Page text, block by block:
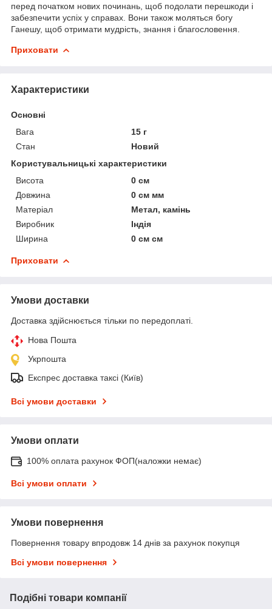
перед початком нових починань, щоб подолати перешкоди і
забезпечити успіх у справах. Вони також моляться богу
Ганешу, щоб отримати мудрість, знання і благословення.
Приховати
Характеристики
Основні
Вага
15 г
Стан
Новий
Користувальницькі характеристики
Висота
0 см
Довжина
0 см мм
Матеріал
Метал, камінь
Виробник
Індія
Ширина
0 см см
Приховати
Умови доставки
Доставка здійснюється тільки по передоплаті.
Нова Пошта
Укрпошта
Експрес доставка таксі (Київ)
Всі умови доставки
Умови оплати
100% оплата рахунок ФОП(наложки немає)
Всі умови оплати
Умови повернення
Повернення товару впродовж 14 днів за рахунок покупця
Всі умови повернення
Подібні товари компанії